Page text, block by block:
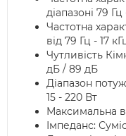
діапазоні 79 Гц
Частотна
від 79 Гц - 17
Чутливість
дБ / 89 дБ
Діапазон
15 - 220 Вт
Максимальна
Імпеданс: